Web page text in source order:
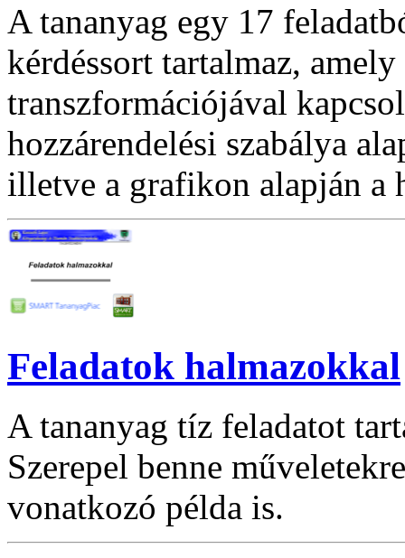
A tananyag egy 17
kérdéssort tartalmaz,
transzformációjával
hozzárendelési szabálya
illetve a grafikon alapján a
Feladatok halmazokkal
A tananyag tíz feladatot
Szerepel benne
vonatkozó példa is.